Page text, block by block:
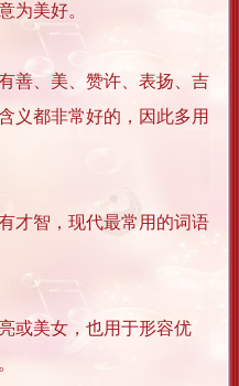
为美好。
善、美、赞许、表扬、吉
义都非常好的，因此多用
才智，现代最常用的词语
或美女，也用于形容优